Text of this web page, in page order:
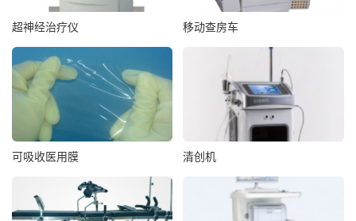
超神经治疗仪 移动查房车
可吸收医用膜 清创机